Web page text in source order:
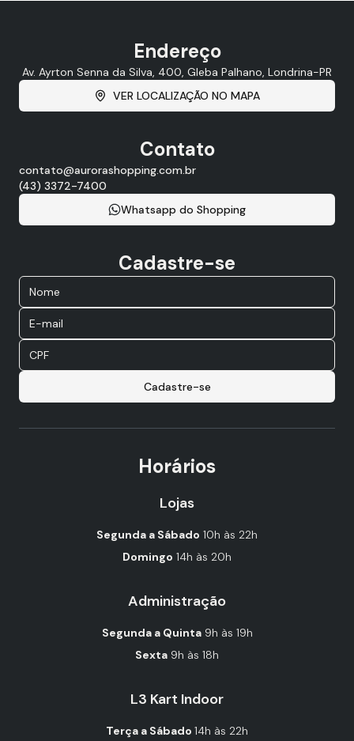
Endereço
Av. Ayrton Senna da Silva, 400, Gleba Palhano, Londrina-PR
VER LOCALIZAÇÃO NO MAPA
Contato
contato@aurorashopping.com.br
(43) 3372-7400
Whatsapp do Shopping
Cadastre-se
Cadastre-se
Horários
Lojas
Segunda a Sábado 10h às 22h
Domingo 14h às 20h
Administração
Segunda a Quinta 9h às 19h
Sexta 9h às 18h
L3 Kart Indoor
Terça a Sábado 14h às 22h